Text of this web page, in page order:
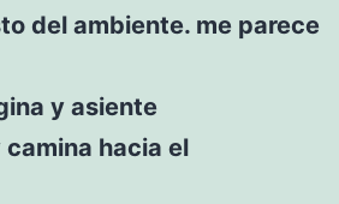
del ambiente. me parece
y asiente
hacia el